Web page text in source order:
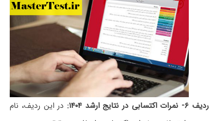
ردیف۶- نمرات اکتسابی در نتایج ارشد ۱۴۰۴ : در این ردیف، نام